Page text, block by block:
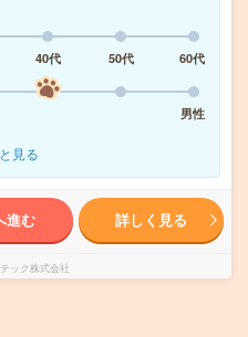
40代 50代
60代
男性
見る
進む 詳しく見る
ック株式会社